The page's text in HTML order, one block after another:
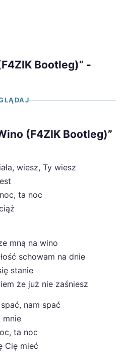
Bootleg)” -
(F4ZIK Bootleg)”
wiesz, Ty wiesz
ta noc
mną na wino
schowam na dnie
stanie
że już nie zaśniesz
nam spać
mnie
ta noc
Cię mieć